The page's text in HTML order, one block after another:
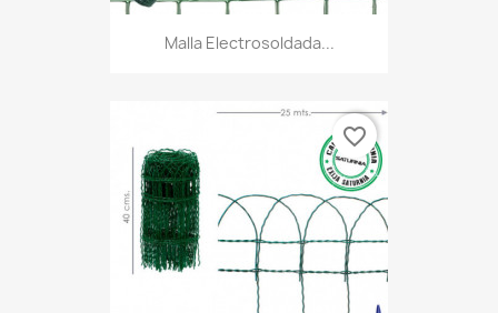
Malla Electrosoldada...
favorite_border